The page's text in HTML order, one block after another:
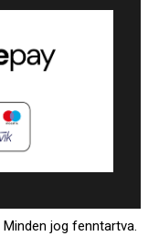
Minden jog fenntartva.